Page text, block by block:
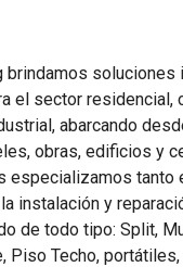
brindamos
el sector residencial,
abarcando
obras, edificios y
especializamos tanto
instalación y
de todo tipo: Split,
Piso Techo,